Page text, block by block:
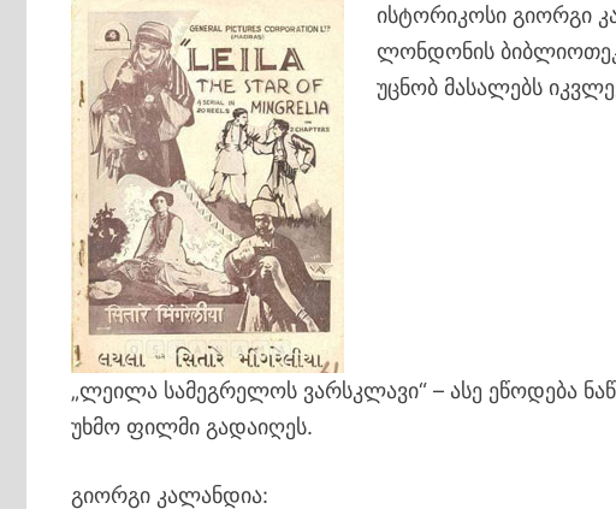
ისტორიკოსი გიორგი
ლონდონის
უცნობ მასალებს
„ლეილა სამეგრელოს ვარსკლავი“ – ასე ეწოდება
უხმო ფილმი გადაიღეს.
გიორგი კალანდია: